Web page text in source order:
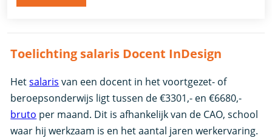
Toelichting salaris Docent InDesign
Hetsalaris van een docent in het voortgezet- of
beroepsonderwijs ligt tussen de €3301,- en €6680,-
bruto per maand. Dit is afhankelijk van de CAO, school
waar hij werkzaam is en het aantal jaren werkervaring.